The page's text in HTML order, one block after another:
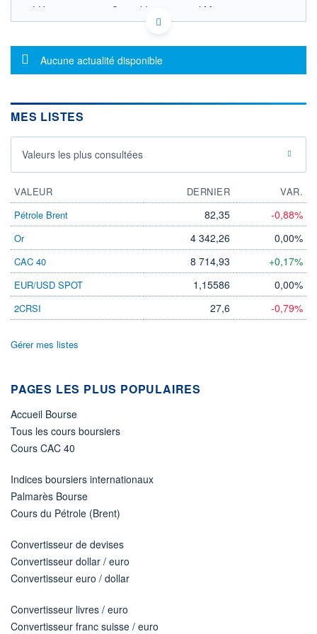
LU2435583526 - Capital International Management
Company Sàrl
Consulter le prospectus / DIC
13,5
14,5
CATÉGORIE MORNINGSTAR
Obligations USD Haut
Rendement
TARIFS PRIVILÉGIÉS 0%
PEA PEA-PME
BOURSOVIE
Non éligible Boursobank
ACTIF NET (EUR)
RISQUE DU FONDS (SRI)
2/7
Message d'information
Aucune actualité disponible
MES LISTES
Valeurs les plus consultées
VALEUR DERNIER
VAR.
Pétrole Brent
82,35 -0,88%
Or 4 342,26 0,00%
CAC 40 8 714,93 +0,17%
EUR/USD SPOT 1,15586 0,00%
2CRSI 27,6 -0,79%
Gérer mes listes
PAGES LES PLUS POPULAIRES
Accueil Bourse
Tous les cours boursiers
Cours CAC 40
Indices boursiers internationaux
Palmarès Bourse
Cours du Pétrole (Brent)
Convertisseur de devises
Convertisseur dollar / euro
Convertisseur euro / dollar
Convertisseur livres / euro
Convertisseur franc suisse / euro